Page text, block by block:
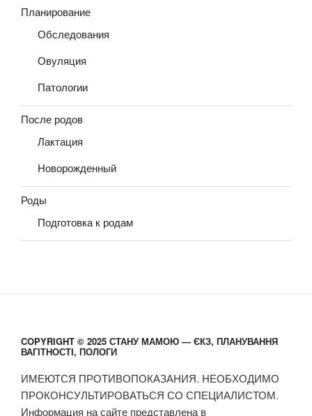
Планирование
Обследования
Овуляция
Патологии
После родов
Лактация
Новорожденный
Роды
Подготовка к родам
COPYRIGHT © 2025 СТАНУ МАМОЮ — ЄКЗ, ПЛАНУВАННЯ
ВАГІТНОСТІ, ПОЛОГИ
ИМЕЮТСЯ ПРОТИВОПОКАЗАНИЯ. НЕОБХОДИМО
ПРОКОНСУЛЬТИРОВАТЬСЯ СО СПЕЦИАЛИСТОМ.
Информация на сайте представлена в